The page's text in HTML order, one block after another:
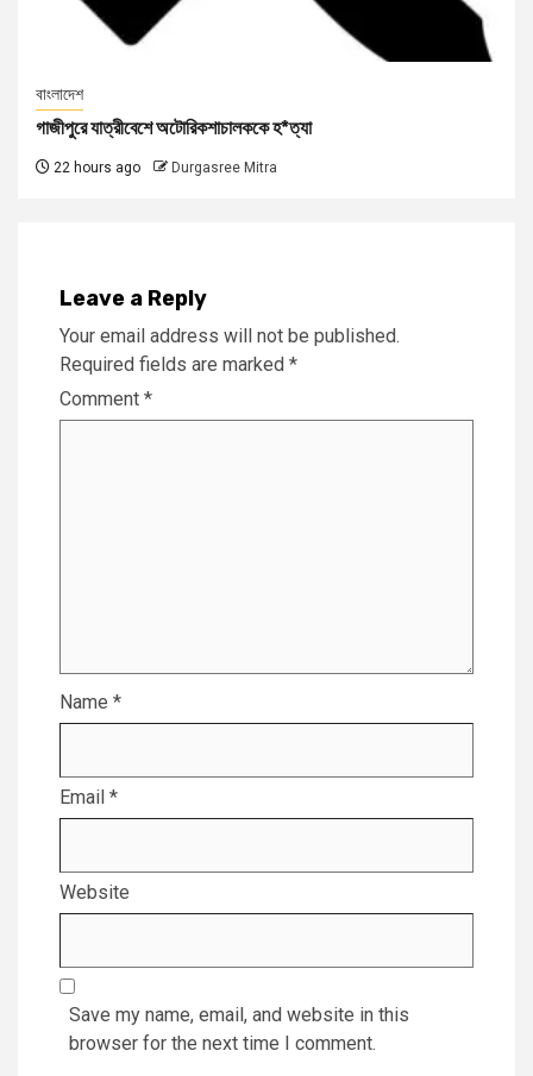
বাংলাদেশ
গাজীপুরে যাত্রীবেশে অটোরিকশাচালককে হ*ত্যা
22 hours ago Durgasree Mitra
Leave a Reply
Your email address will not be published.
Required fields are marked *
Comment *
Name *
Email *
Website
Save my name, email, and website in this
browser for the next time I comment.